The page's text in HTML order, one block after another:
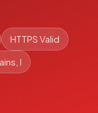
HTTPS Valid
I